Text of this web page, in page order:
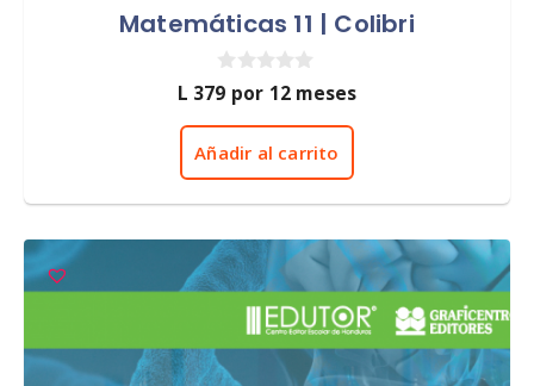
Matemáticas 11 | Colibri
0
d
e
L 379 por 12 meses
Añadir al carrito